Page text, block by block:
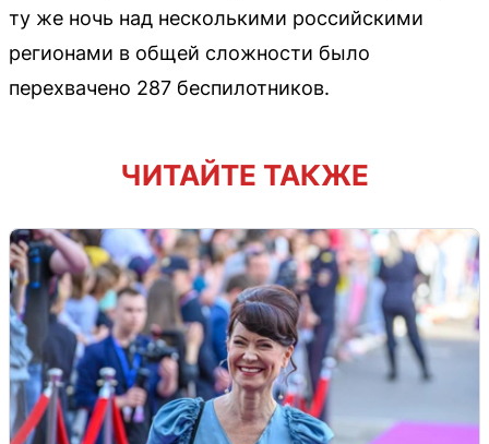
ту же ночь над несколькими российскими
регионами в общей сложности было
перехвачено 287 беспилотников.
ЧИТАЙТЕ ТАКЖЕ